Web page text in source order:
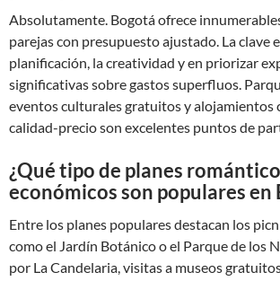
Absolutamente. Bogotá ofrece
parejas con presupuesto ajustado. La clave
planificación, la creatividad y en priorizar
significativas sobre gastos superfluos.
eventos culturales gratuitos y alojamientos
calidad-precio son excelentes puntos de
¿Qué tipo de planes
económicos son populares en
Entre los planes populares destacan los
como el Jardín Botánico o el Parque de los
por La Candelaria, visitas a museos